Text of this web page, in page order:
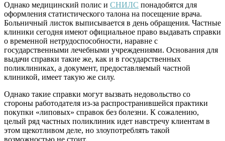
Однако медицинский полис и СНИЛС понадобятся для
оформления статистического талона на посещение врача.
Больничный листок выписывается в день обращения. Частные
клиники сегодня имеют официальное право выдавать справки
о временной нетрудоспособности, наравне с
государственными лечебными учреждениями. Основания для
выдачи справки такие же, как и в государственных
поликлиниках, а документ, предоставляемый частной
клиникой, имеет такую же силу.
Однако такие справки могут вызвать недовольство со
стороны работодателя из-за распространившейся практики
покупки «липовых» справок без болезни. К сожалению,
целый ряд частных поликлиник идет навстречу клиентам в
этом щекотливом деле, но злоупотреблять такой